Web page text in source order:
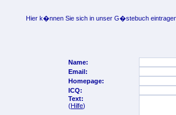
Hier k�nnen Sie sich in unser G�stebuch
Name:
Email:
Homepage:
ICQ:
Text:
(Hilfe)